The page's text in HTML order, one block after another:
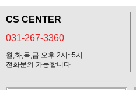
CS CENTER
031-267-3360
월,화,목,금 오후 2시~5시
전화문의 가능합니다